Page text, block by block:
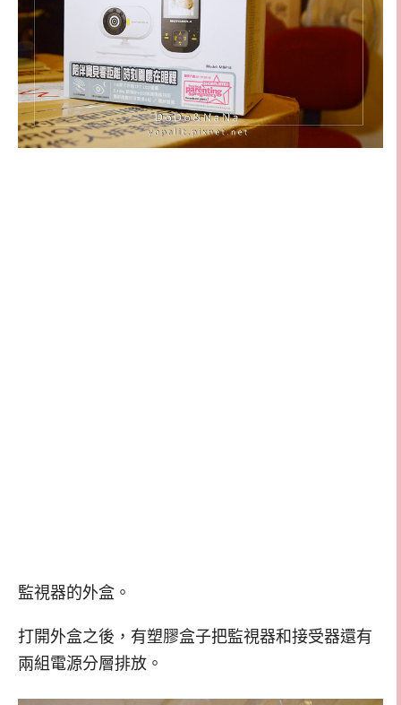
監視器的外盒。
打開外盒之後，有塑膠盒子把監視器和接受器還有
兩組電源分層排放。